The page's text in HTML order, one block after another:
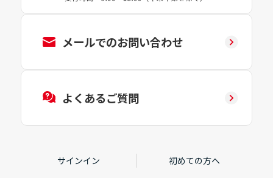
メールでのお問い合わせ
よくあるご質問
サインイン 初めての方へ